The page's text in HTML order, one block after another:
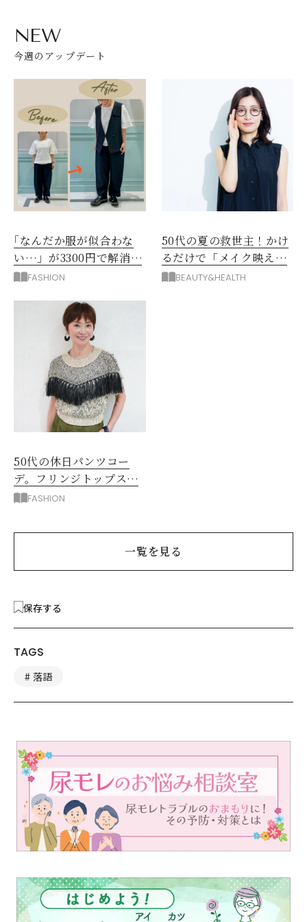
NEW
今週のアップデート
｢なんだか服が似合わな
い…」が3300円で解消！
阪神梅田のサービスが神
FASHION
50代の夏の救世主！かけ
るだけで「メイク映え」
する眼鏡
BEAUTY&HEALTH
50代の休日パンツコー
デ。フリンジトップスを
主役に洗練アースカラー
FASHION
一覧を見る
保存する
TAGS
落語